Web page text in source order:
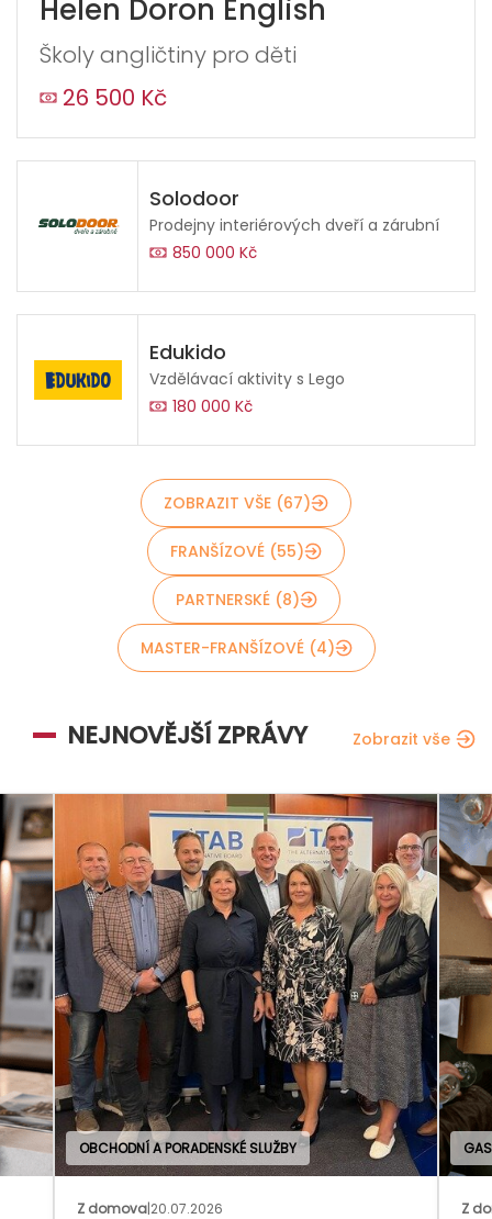
Odeslat
Helen Doron English
Školy angličtiny pro děti
26 500 Kč
Solodoor
Prodejny interiérových dveří a zárubní
850 000 Kč
Edukido
Vzdělávací aktivity s Lego
180 000 Kč
ZOBRAZIT VŠE (67)
FRANŠÍZOVÉ (55)
PARTNERSKÉ (8)
MASTER-FRANŠÍZOVÉ (4)
NEJNOVĚJŠÍ ZPRÁVY Zobrazit vše
OBCHODNÍ A PORADENSKÉ SLUŽBY
Z domova|20.07.2026 Z